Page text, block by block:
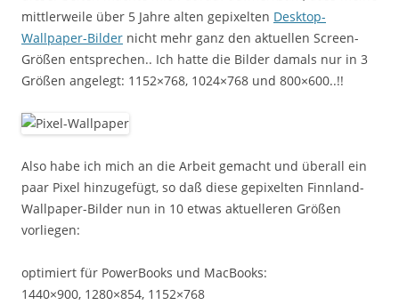
mittlerweile über 5 Jahre alten gepixelten Desktop-
Wallpaper-Bilder nicht mehr ganz den aktuellen Screen-
Größen entsprechen.. Ich hatte die Bilder damals nur in 3
Größen angelegt: 1152×768, 1024×768 und 800×600..!!
Also habe ich mich an die Arbeit gemacht und überall ein
paar Pixel hinzugefügt, so daß diese gepixelten Finnland-
Wallpaper-Bilder nun in 10 etwas aktuelleren Größen
vorliegen:
optimiert für PowerBooks und MacBooks:
1440×900, 1280×854, 1152×768